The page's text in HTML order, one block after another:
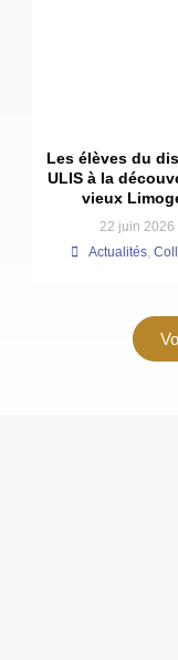
Les élèves du
ULIS à la
vieux
22 juin 2026
Actualités